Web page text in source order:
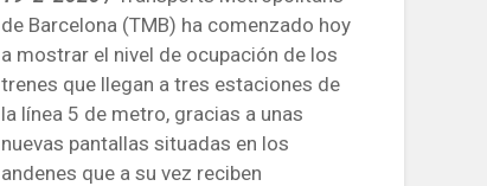
de Barcelona (TMB) ha comenzado hoy
a mostrar el nivel de ocupación de los
trenes que llegan a tres estaciones de
la línea 5 de metro, gracias a unas
nuevas pantallas situadas en los
andenes que a su vez reciben